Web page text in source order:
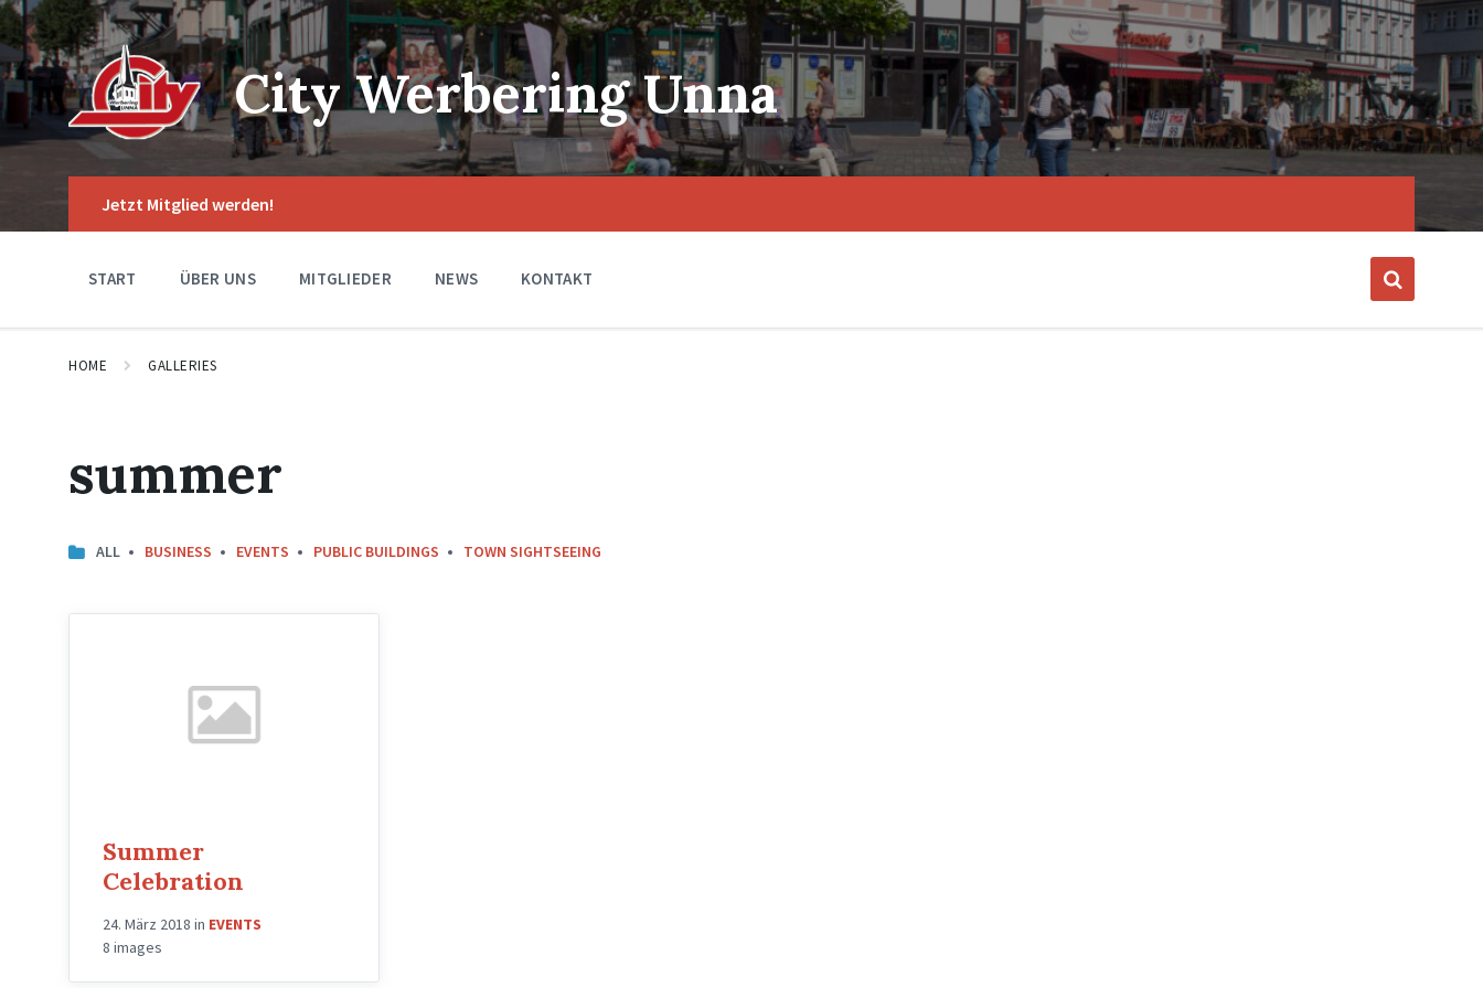
Skip
to
content
Skip
to
main
navigation
Skip
to
footer
City Werbering Unna
Jetzt Mitglied werden!
START ÜBER UNS MITGLIEDER NEWS KONTAKT
HOME GALLERIES
summer
ALL BUSINESS EVENTS PUBLIC BUILDINGS TOWN SIGHTSEEING
Summer
Celebration
24. März 2018 in EVENTS
8 images